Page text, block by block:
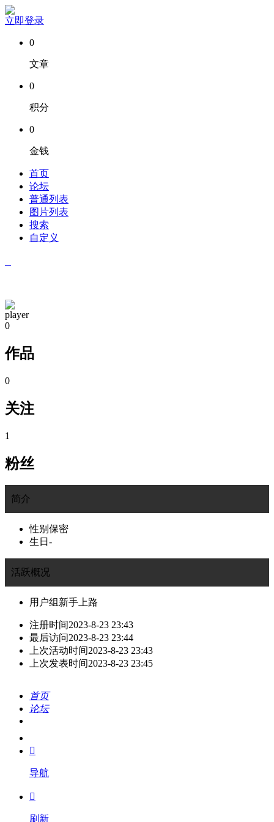
立即登录
0
文章
0
积分
0
金钱
首页
论坛
普通列表
图片列表
搜索
自定义
player
0
作品
0
关注
1
粉丝
简介
性别 保密
生日 -
活跃概况
用户组 新手上路
注册时间2023-8-23 23:43
最后访问2023-8-23 23:44
上次活动时间2023-8-23 23:43
上次发表时间2023-8-23 23:45
首页
论坛
我的

导航

刷新